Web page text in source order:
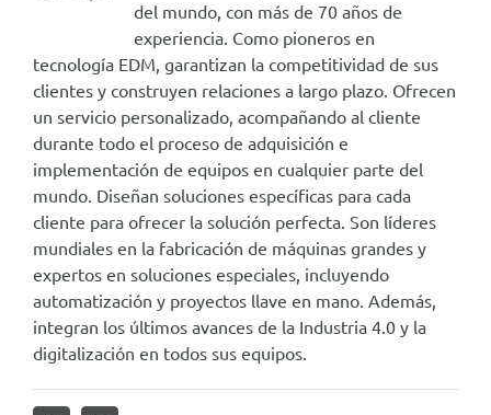
del mundo, con más de 70 años de
experiencia. Como pioneros en
tecnología EDM, garantizan la competitividad de sus
clientes y construyen relaciones a largo plazo. Ofrecen
un servicio personalizado, acompañando al cliente
durante todo el proceso de adquisición e
implementación de equipos en cualquier parte del
mundo. Diseñan soluciones específicas para cada
cliente para ofrecer la solución perfecta. Son líderes
mundiales en la fabricación de máquinas grandes y
expertos en soluciones especiales, incluyendo
automatización y proyectos llave en mano. Además,
integran los últimos avances de la Industria 4.0 y la
digitalización en todos sus equipos.